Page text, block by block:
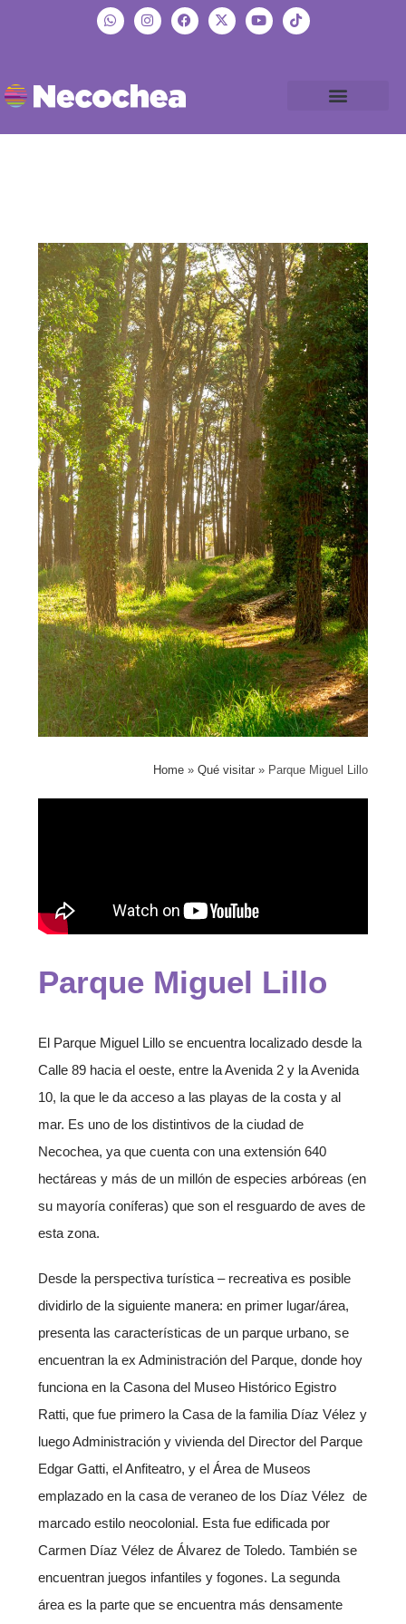
Home» Qué visitar» Parque Miguel Lillo
Parque Miguel Lillo
El Parque Miguel Lillo se encuentra localizado desde la
Calle 89 hacia el oeste, entre la Avenida 2 y la Avenida
10, la que le da acceso a las playas de la costa y al
mar. Es uno de los distintivos de la ciudad de
Necochea, ya que cuenta con una extensión 640
hectáreas y más de un millón de especies arbóreas (en
su mayoría coníferas) que son el resguardo de aves de
esta zona.
Desde la perspectiva turística – recreativa es posible
dividirlo de la siguiente manera: en primer lugar/área,
presenta las características de un parque urbano, se
encuentran la ex Administración del Parque, donde hoy
funciona en la Casona del Museo Histórico Egistro
Ratti, que fue primero la Casa de la familia Díaz Vélez y
luego Administración y vivienda del Director del Parque
Edgar Gatti, el Anfiteatro, y el Área de Museos
emplazado en la casa de veraneo de los Díaz Vélez de
marcado estilo neocolonial. Esta fue edificada por
Carmen Díaz Vélez de Álvarez de Toledo. También se
encuentran juegos infantiles y fogones. La segunda
área es la parte que se encuentra más densamente